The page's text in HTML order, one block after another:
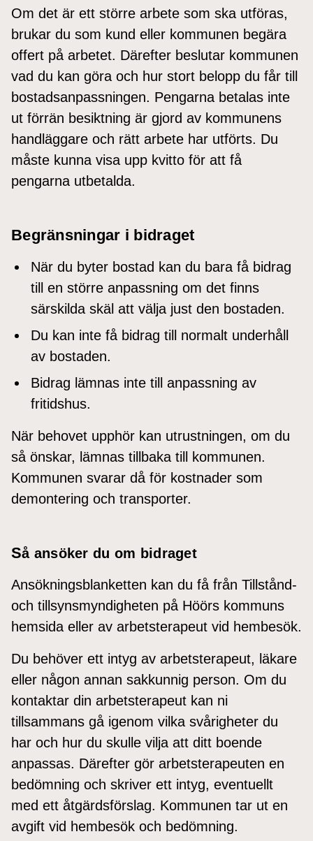
Om det är ett större arbete som ska utföras,
brukar du som kund eller kommunen begära
offert på arbetet. Därefter beslutar kommunen
vad du kan göra och hur stort belopp du får till
bostadsanpassningen. Pengarna betalas inte
ut förrän besiktning är gjord av kommunens
handläggare och rätt arbete har utförts. Du
måste kunna visa upp kvitto för att få
pengarna utbetalda.
Begränsningar i bidraget
När du byter bostad kan du bara få bidrag
till en större anpassning om det finns
särskilda skäl att välja just den bostaden.
Du kan inte få bidrag till normalt underhåll
av bostaden.
Bidrag lämnas inte till anpassning av
fritidshus.
När behovet upphör kan utrustningen, om du
så önskar, lämnas tillbaka till kommunen.
Kommunen svarar då för kostnader som
demontering och transporter.
Så ansöker du om bidraget
Ansökningsblanketten kan du få från Tillstånd-
och tillsynsmyndigheten på Höörs kommuns
hemsida eller av arbetsterapeut vid hembesök.
Du behöver ett intyg av arbetsterapeut, läkare
eller någon annan sakkunnig person. Om du
kontaktar din arbetsterapeut kan ni
tillsammans gå igenom vilka svårigheter du
har och hur du skulle vilja att ditt boende
anpassas. Därefter gör arbetsterapeuten en
bedömning och skriver ett intyg, eventuellt
med ett åtgärdsförslag. Kommunen tar ut en
avgift vid hembesök och bedömning.